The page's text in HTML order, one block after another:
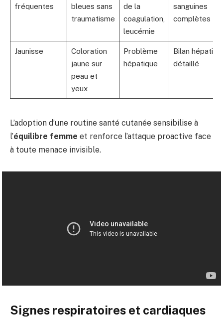
fréquentes
bleues sans
traumatisme
de la
coagulation,
leucémie
sanguines
complètes
Jaunisse
Coloration
jaune sur
peau et
yeux
Problème
hépatique
Bilan
détaillé
L’adoption d’une routine santé cutanée sensibilise à
l’équilibre femme et renforce l’attaque proactive face
à toute menace invisible.
Signes respiratoires et cardiaques